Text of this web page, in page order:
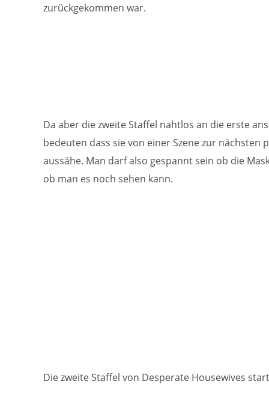
zurückgekommen war.
Da aber die zweite Staffel nahtlos an die erste
bedeuten dass sie von einer Szene zur nächsten
aussähe. Man darf also gespannt sein ob die
ob man es noch sehen kann.
Die zweite Staffel von Desperate Housewives